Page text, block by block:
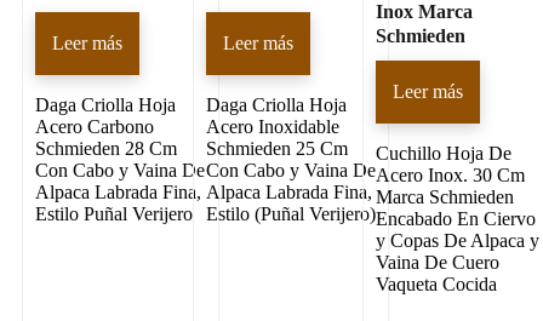
Leer más
Daga Criolla Hoja
Acero Carbono
Schmieden 28 Cm
Con Cabo y Vaina De
Alpaca Labrada Fina,
Estilo Puñal Verijero
Leer más
Daga Criolla Hoja
Acero Inoxidable
Schmieden 25 Cm
Con Cabo y Vaina De
Alpaca Labrada Fina,
Estilo (Puñal Verijero)
Inox Marca
Schmieden
Leer más
Cuchillo Hoja De
Acero Inox. 30 Cm
Marca Schmieden
Encabado En Ciervo
y Copas De Alpaca y
Vaina De Cuero
Vaqueta Cocida